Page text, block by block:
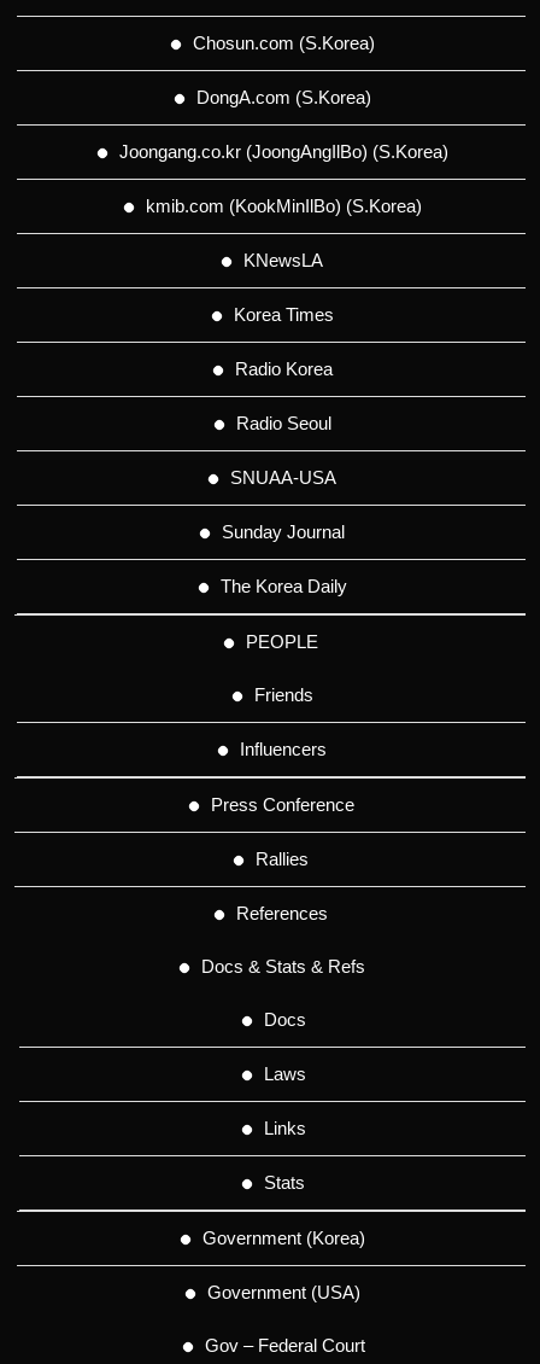
Chosun.com (S.Korea)
DongA.com (S.Korea)
Joongang.co.kr (JoongAngIlBo) (S.Korea)
kmib.com (KookMinIlBo) (S.Korea)
KNewsLA
Korea Times
Radio Korea
Radio Seoul
SNUAA-USA
Sunday Journal
The Korea Daily
PEOPLE
Friends
Influencers
Press Conference
Rallies
References
Docs & Stats & Refs
Docs
Laws
Links
Stats
Government (Korea)
Government (USA)
Gov – Federal Court